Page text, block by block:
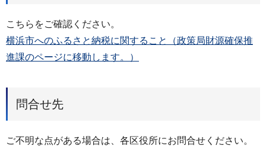
こちらをご確認ください。
横浜市へのふるさと納税に関すること（政策局財源確保推
進課のページに移動します。）
問合せ先
ご不明な点がある場合は、各区役所にお問合せください。